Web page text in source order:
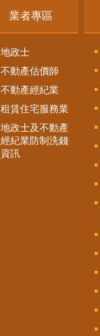
業者專區
地政士
不動產估價師
不動產經紀業
租賃住宅服務業
地政士及不動產
經紀業防制洗錢
資訊